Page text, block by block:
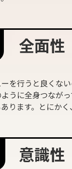
全面性
を行うと良くな
うに全身つなが
ります。とにか
意識性